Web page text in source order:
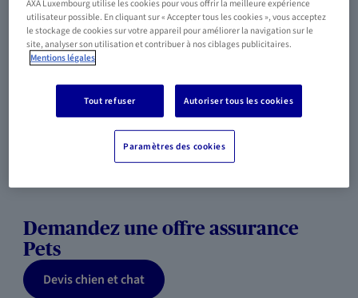
garde inclus selon formule.
UN ENGAGEMENT FORT
Parce que votre animal mérite une protection à chaque
étape de sa vie, la souscription est possible jusqu'à 7 ans
pour les chiens et 10 ans pour les chats.
Demandez une offre assurance
Pets
Devis chien et chat
AXA Luxembourg utilise les cookies pour vous offrir la meilleure expérience
utilisateur possible. En cliquant sur « Accepter tous les cookies », vous acceptez
le stockage de cookies sur votre appareil pour améliorer la navigation sur le
site, analyser son utilisation et contribuer à nos ciblages publicitaires.
Mentions légales
Tout refuser Autoriser tous les cookies
Paramètres des cookies